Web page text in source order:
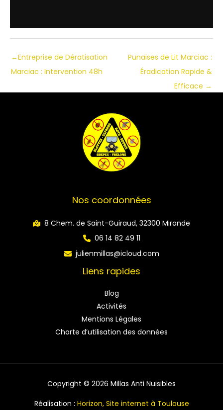
←Entreprise de Dératisation
Marciac : Intervention 48h
Punaises de Lit Marciac :
Éradication Rapide &
Efficace →
Nos coordonnées
8 Chem. de Saint-Guiraud, 32300 Mirande
06 14 82 49 11
julienmillas@icloud.com
Liens rapides
Blog
Activités
Mentions Légales
Charte d’utilisation des données
Copyright © 2026 Millas Anti Nuisibles
Réalisation : Horizon, Site internet à Toulouse